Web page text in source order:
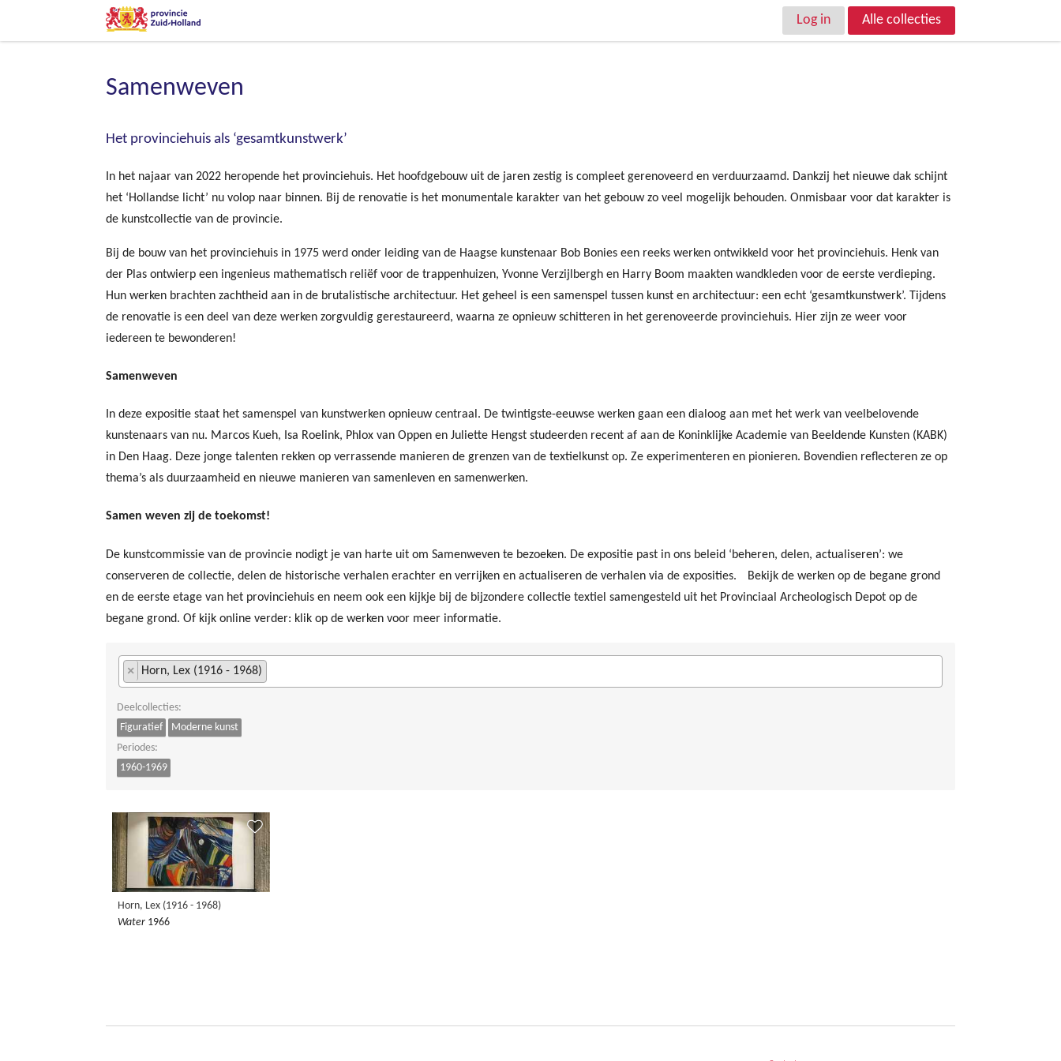
Log in Alle collecties
Samenweven
Het provinciehuis als ‘gesamtkunstwerk’
In het najaar van 2022 heropende het provinciehuis. Het hoofdgebouw uit de jaren zestig is compleet gerenoveerd en verduurzaamd. Dankzij het nieuwe dak schijnt
het ‘Hollandse licht’ nu volop naar binnen. Bij de renovatie is het monumentale karakter van het gebouw zo veel mogelijk behouden. Onmisbaar voor dat karakter is
de kunstcollectie van de provincie.
Bij de bouw van het provinciehuis in 1975 werd onder leiding van de Haagse kunstenaar Bob Bonies een reeks werken ontwikkeld voor het provinciehuis. Henk van
der Plas ontwierp een ingenieus mathematisch reliëf voor de trappenhuizen, Yvonne Verzijlbergh en Harry Boom maakten wandkleden voor de eerste verdieping.
Hun werken brachten zachtheid aan in de brutalistische architectuur. Het geheel is een samenspel tussen kunst en architectuur: een echt ‘gesamtkunstwerk’. Tijdens
de renovatie is een deel van deze werken zorgvuldig gerestaureerd, waarna ze opnieuw schitteren in het gerenoveerde provinciehuis. Hier zijn ze weer voor
iedereen te bewonderen!
Samenweven
In deze expositie staat het samenspel van kunstwerken opnieuw centraal. De twintigste-eeuwse werken gaan een dialoog aan met het werk van veelbelovende
kunstenaars van nu. Marcos Kueh, Isa Roelink, Phlox van Oppen en Juliette Hengst studeerden recent af aan de Koninklijke Academie van Beeldende Kunsten (KABK)
in Den Haag. Deze jonge talenten rekken op verrassende manieren de grenzen van de textielkunst op. Ze experimenteren en pionieren. Bovendien reflecteren ze op
thema’s als duurzaamheid en nieuwe manieren van samenleven en samenwerken.
Samen weven zij de toekomst!
De kunstcommissie van de provincie nodigt je van harte uit om Samenweven te bezoeken. De expositie past in ons beleid ‘beheren, delen, actualiseren’: we
conserveren de collectie, delen de historische verhalen erachter en verrijken en actualiseren de verhalen via de exposities. Bekijk de werken op de begane grond
en de eerste etage van het provinciehuis en neem ook een kijkje bij de bijzondere collectie textiel samengesteld uit het Provinciaal Archeologisch Depot op de
begane grond. Of kijk online verder: klik op de werken voor meer informatie.
× Horn, Lex (1916 - 1968)
Deelcollecties:
Figuratief
Moderne kunst
Periodes:
1960-1969
Horn, Lex (1916 - 1968)
Water 1966